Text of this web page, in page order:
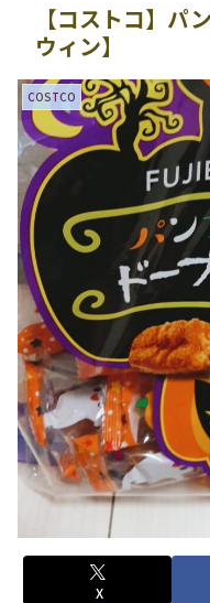
【コストコ】パ
ウィン】
COSTCO
X